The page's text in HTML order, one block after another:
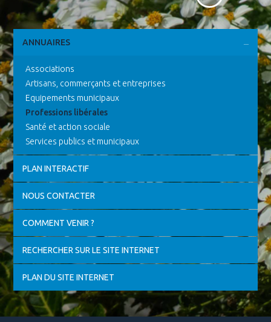
ANNUAIRES
Associations
Artisans, commerçants et entreprises
Equipements municipaux
Professions libérales
Santé et action sociale
Services publics et municipaux
PLAN INTERACTIF
NOUS CONTACTER
COMMENT VENIR ?
RECHERCHER SUR LE SITE INTERNET
PLAN DU SITE INTERNET